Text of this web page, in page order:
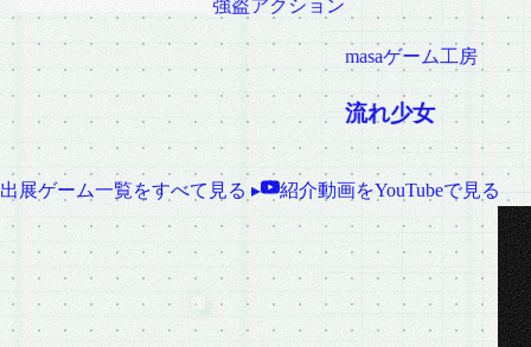
ホラーシミュレーション
がろちゃんゲームズ
水着の部屋から
出展ゲーム一覧をすべて見る ▸ 紹介動画をYouTubeで見る